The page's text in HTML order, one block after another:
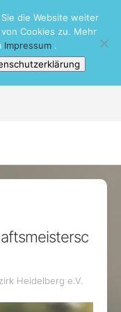
e.V.
Heidelberg e.V.
die Website weiter
Cookies zu. Mehr
Impressum .